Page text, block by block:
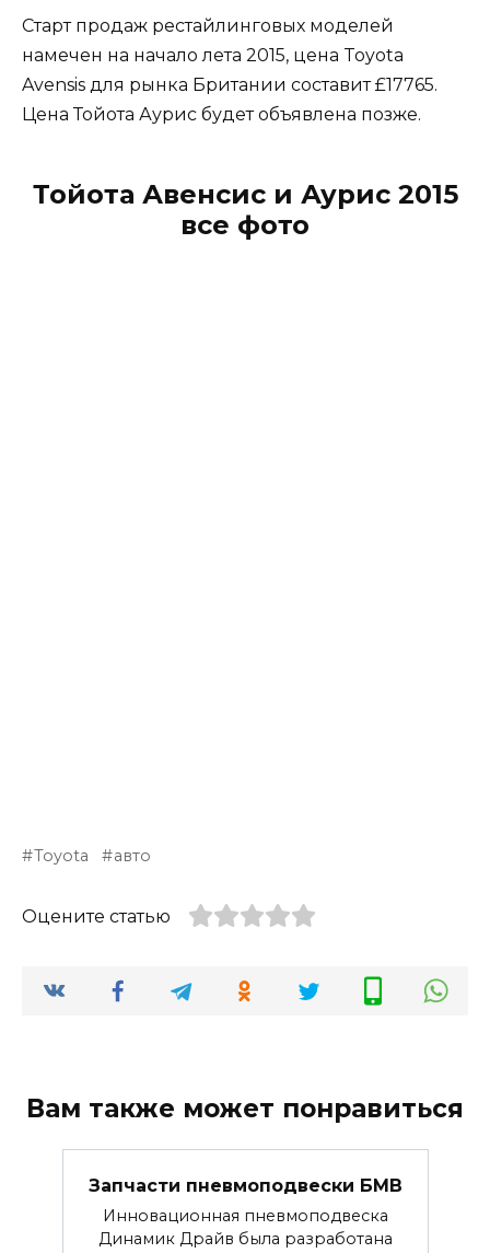
Старт продаж рестайлинговых моделей
намечен на начало лета 2015, цена Toyota
Avensis для рынка Британии составит £17765.
Цена Тойота Аурис будет объявлена позже.
Тойота Авенсис и Аурис 2015
все фото
Toyota авто
Оцените статью
Вам также может понравиться
Запчасти пневмоподвески БМВ
Инновационная пневмоподвеска
Динамик Драйв была разработана